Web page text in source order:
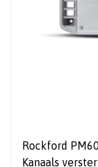
Rockford
Kanaals